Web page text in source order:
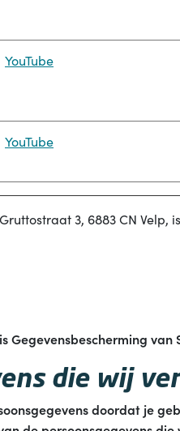
YouTube
YouTube
3, 6883 CN
Gegevensbescherming
die wij
doordat je